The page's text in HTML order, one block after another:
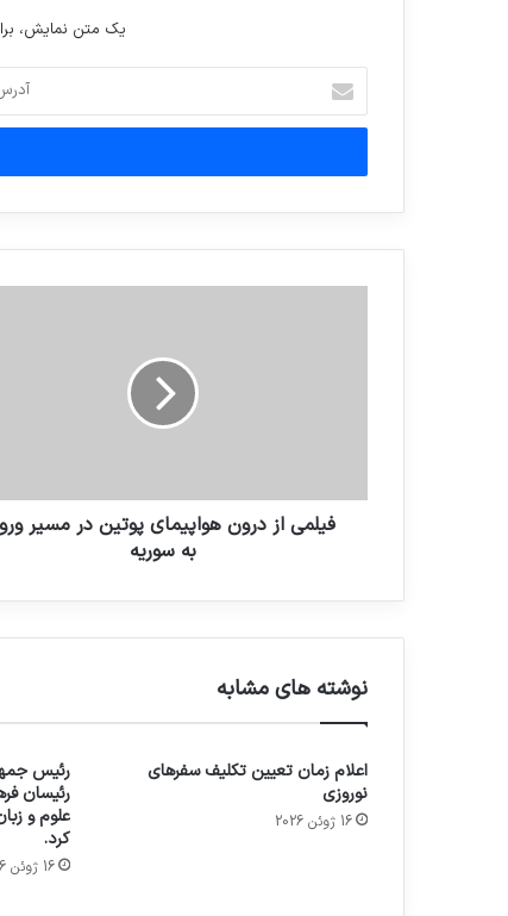
یک متن نمایش،
آدرس
ایمیل
خود
وارد
فیلمی از درون هواپیمای پوتین در مسیر
به سوریه
نوشته های مشابه
اعلام زمان تعیین تکلیف سفرهای
نوروزی
16 ژوئن 2026
رئیس
رئیسان
علوم و
کرد.
16 ژوئن 2026